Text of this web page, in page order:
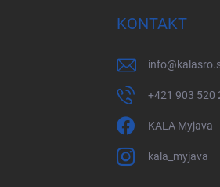
KONTAKT
info@
+421 903 520
KALA Myjava
kala_myjava